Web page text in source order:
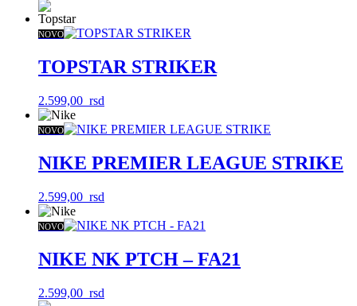
NOVO
TOPSTAR STRIKER
2.599,00 rsd
NOVO
NIKE PREMIER LEAGUE STRIKE
2.599,00 rsd
NOVO
NIKE NK PTCH – FA21
2.599,00 rsd